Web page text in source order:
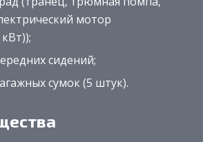
мотор
сидений;
сумок (5 штук).